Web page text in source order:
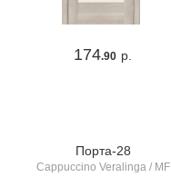
174.90 р.
Порта-28
Cappuccino Veralinga / MF